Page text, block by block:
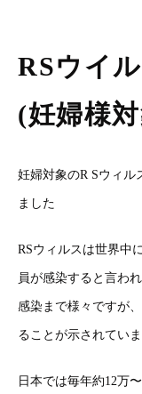
RSウイ
(妊婦様
妊婦対象のR Sウィル
ました
RSウィルスは世界中
員が感染すると言わ
感染まで様々ですが
ることが示されていま
日本では毎年約12万